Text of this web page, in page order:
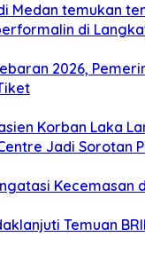
Medan temukan
di
2026,
Korban Laka
Jadi Sorotan
Kecemasan
Temuan